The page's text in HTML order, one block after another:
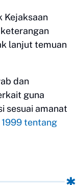
Kejaksaan
lanjut temuan
dan
guna
sesuai amanat
tentang